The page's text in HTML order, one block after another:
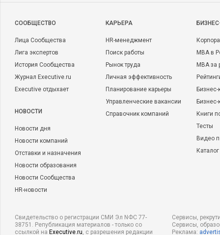
CООБЩЕСТВО
Лица Сообщества
Лига экспертов
История Сообщества
Журнал Executive.ru
Executive отдыхает
НОВОСТИ
Новости дня
Новости компаний
Отставки и назначения
Новости образования
Новости Сообщества
HR-новости
КАРЬЕРА
HR-менеджмент
Поиск работы
Рынок труда
Личная эффективность
Планирование карьеры
Управленческие вакансии
Справочник компаний
MBA в
MBA
Бизнес-
Книги
Тесты
Видео
Свидетельство о регистрации СМИ Эл NФС 77-
38751. Републикация материалов - только со
ссылкой на Executive.ru, с разрешения редакции
Сервисы,
Сервисы,
Реклама: